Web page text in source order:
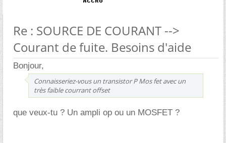
Re : SOURCE DE COURANT -->
Courant de fuite. Besoins d'aide
Bonjour,
Connaisseriez-vous un transistor P Mos fet avec un
très faible courrant offset
que veux-tu ? Un ampli op ou un MOSFET ?